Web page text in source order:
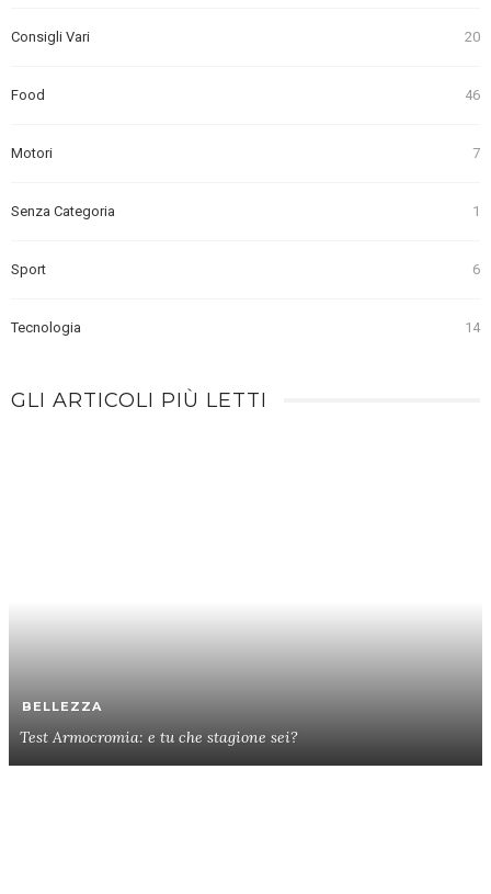
Consigli Vari 20
Food 46
Motori 7
Senza Categoria 1
Sport 6
Tecnologia 14
GLI ARTICOLI PIÙ LETTI
BELLEZZA
Test Armocromia: e tu che stagione sei?